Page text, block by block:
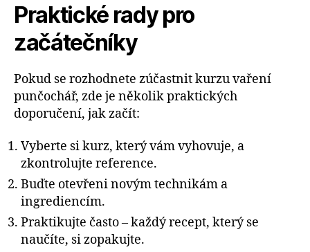
Praktické rady pro
začátečníky
Pokud se rozhodnete zúčastnit kurzu vaření
punčochář, zde je několik praktických
doporučení, jak začít:
Vyberte si kurz, který vám vyhovuje, a
zkontrolujte reference.
Buďte otevřeni novým technikám a
ingrediencím.
Praktikujte často – každý recept, který se
naučíte, si zopakujte.